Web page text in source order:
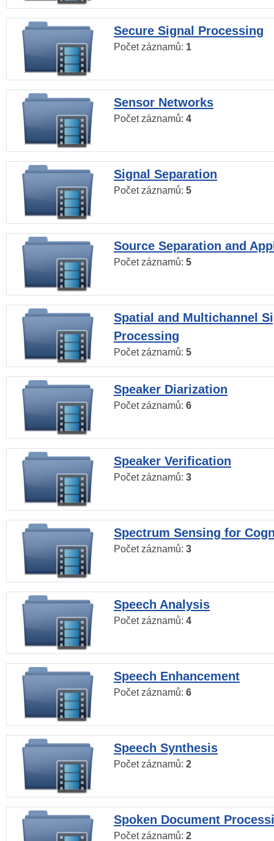
Secure Signal Processing
Počet záznamů: 1
Sensor Networks
Počet záznamů: 4
Signal Separation
Počet záznamů: 5
Source Separation and
Počet záznamů: 5
Spatial and Multichannel
Processing
Počet záznamů: 5
Speaker Diarization
Počet záznamů: 6
Speaker Verification
Počet záznamů: 3
Spectrum Sensing for
Počet záznamů: 3
Speech Analysis
Počet záznamů: 4
Speech Enhancement
Počet záznamů: 6
Speech Synthesis
Počet záznamů: 2
Spoken Document
Počet záznamů: 2